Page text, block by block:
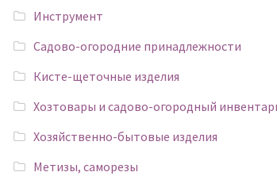
Инструмент
Садово-огородние принадлежности
Кисте-щеточные изделия
Хозтовары и садово-огородный
Хозяйственно-бытовые изделия
Метизы, саморезы